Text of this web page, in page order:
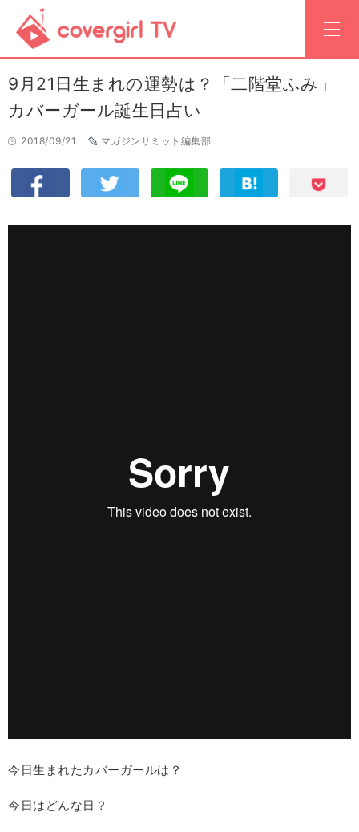
9月21日生まれの運勢は？「二階堂ふみ」
カバーガール誕生日占い
2018/09/21 マガジンサミット編集部
今日生まれたカバーガールは？
今日はどんな日？